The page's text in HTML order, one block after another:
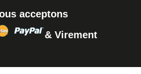
acceptons
& Virement